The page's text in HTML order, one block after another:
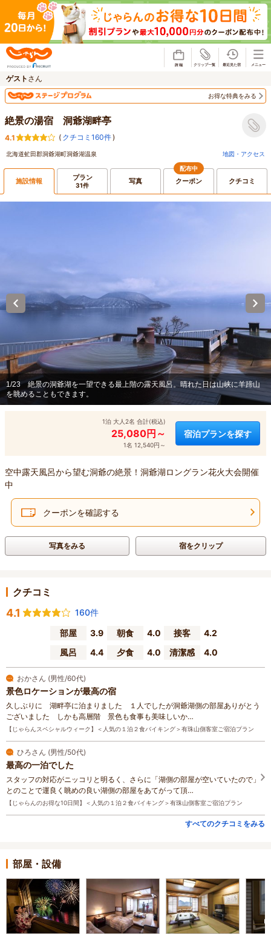
ゲスト さん
お得な特典をみる
絶景の湯宿 洞爺湖畔亭
4.1 ( クチコミ160件)
北海道虻田郡洞爺湖町洞爺湖温泉 地図・アクセス
施設情報 プラン
31件 写真
配布中
クーポン クチコミ
1/23
絶景の洞爺湖を一望できる最上階の露天風呂。晴れた日は山峡に羊蹄山
を眺めることもできます。
1泊 大人2名 合計(税込)
25,080円～
1名 12,540円～
宿泊プランを探す
空中露天風呂から望む洞爺の絶景！洞爺湖ロングラン花火大会開催
中
クーポンを確認する
写真をみる 宿をクリップ
クチコミ
4.1
160件
部屋
3.9 朝食 4.0 接客
4.2
風呂
4.4 夕食 4.0 清潔感 4.0
おかさん (男性/60代)
景色ロケーションが最高の宿
久しぶりに 湖畔亭に泊まりました １人でしたが洞爺湖側の部屋ありがとう
ございました しかも高層階 景色も食事も美味しいか…
【じゃらんスペシャルウィーク】＜人気の１泊２食バイキング＞有珠山側客室ご宿泊プラン
ひろさん (男性/50代)
最高の一泊でした
スタッフの対応がニッコリと明るく、さらに「湖側の部屋が空いていたので」
とのことで運良く眺めの良い湖側の部屋をあてがって頂…
【じゃらんのお得な10日間】＜人気の１泊２食バイキング＞有珠山側客室ご宿泊プラン
すべてのクチコミをみる
部屋・設備